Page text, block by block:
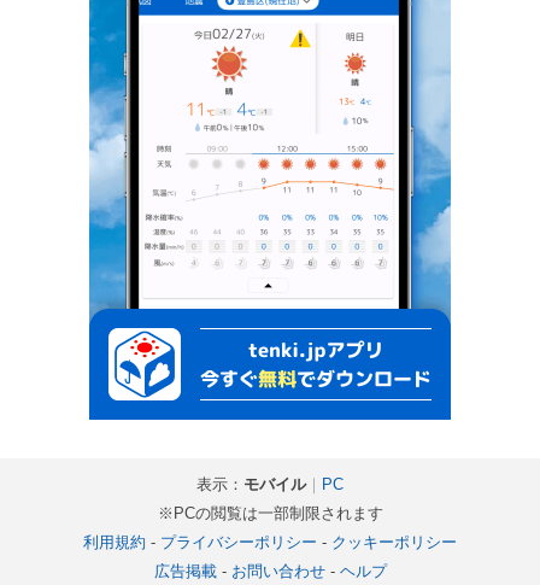
表示： モバイル｜ PC
※PCの閲覧は一部制限されます
利用規約 - プライバシーポリシー - クッキーポリシー
広告掲載- お問い合わせ- ヘルプ